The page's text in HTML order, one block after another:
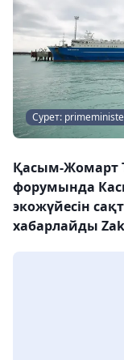
Сурет:
Қасым-Жомарт
форумында
экожүйесін
хабарлайды